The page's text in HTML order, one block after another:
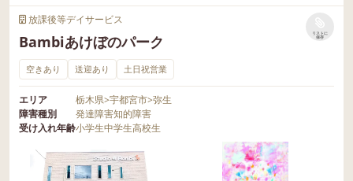
放課後等デイサービス
Bambiあけぼのパーク
リストに
保存
空きあり 送迎あり 土日祝営業
エリア 栃木県>宇都宮市>弥生
障害種別
発達障害知的障害
受け入れ年齢小学生中学生高校生